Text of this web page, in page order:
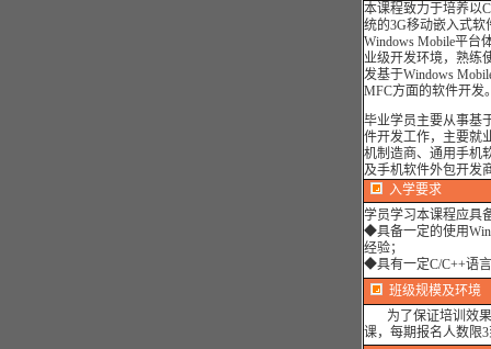
本课程致力于培养以
统的3G移动嵌入式
Windows Mobile平台
业级开发环境，熟练
发基于Windows
MFC方面的软件开发
毕业学员主要从事基
件开发工作，主要就
机制造商、通用手机
及手机软件外包开发
入学要求
学员学习本课程应具
◆具备一定的使用
经验；
◆具有一定C/C++语
班级规模及环境
为了保证培训效果
课，每期报名人数限